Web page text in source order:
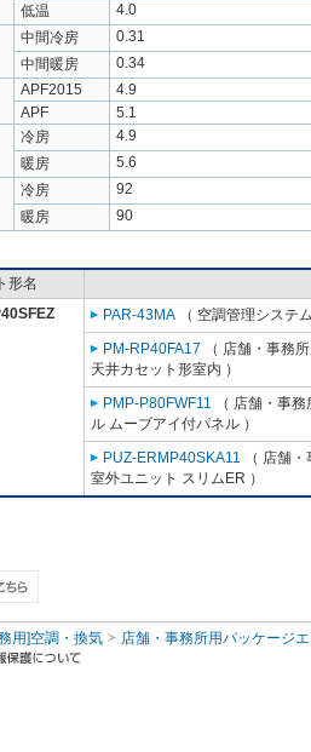
低温
4.0
中間冷房
0.31
中間暖房
0.34
APF2015
4.9
APF
5.1
冷房
4.9
暖房
5.6
冷房
92
暖房
90
形名
PAR-43MA （ 空調管理システ
PM-RP40FA17 （ 店舗・事務
天井カセット形室内 ）
PMP-P80FWF11 （ 店舗・事
ル ムーブアイ付パネル ）
PUZ-ERMP40SKA11 （ 店舗
室外ユニット スリムER ）
用]空調・換気 店舗・事務所用パッケージ